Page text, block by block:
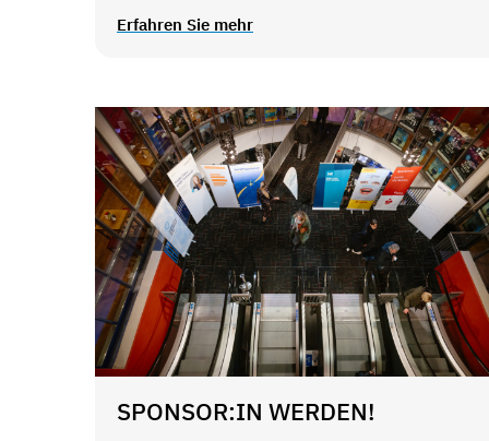
Erfahren Sie mehr
SPONSOR:IN WERDEN!